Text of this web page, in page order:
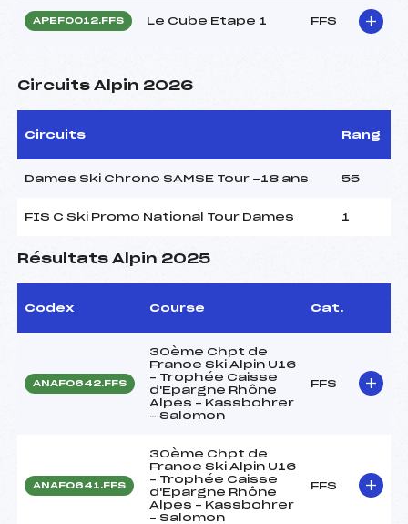
APEF0012.FFS Le Cube Etape 1 FFS
Circuits Alpin 2026
Circuits Rang
Dames Ski Chrono SAMSE Tour -18 ans 55
FIS C Ski Promo National Tour Dames 1
Résultats Alpin 2025
Codex Course Cat.
ANAF0642.FFS
30ème Chpt de
France Ski Alpin U16
– Trophée Caisse
d'Epargne Rhône
Alpes – Kassbohrer
– Salomon
FFS
ANAF0641.FFS
30ème Chpt de
France Ski Alpin U16
– Trophée Caisse
d'Epargne Rhône
Alpes – Kassbohrer
– Salomon
FFS